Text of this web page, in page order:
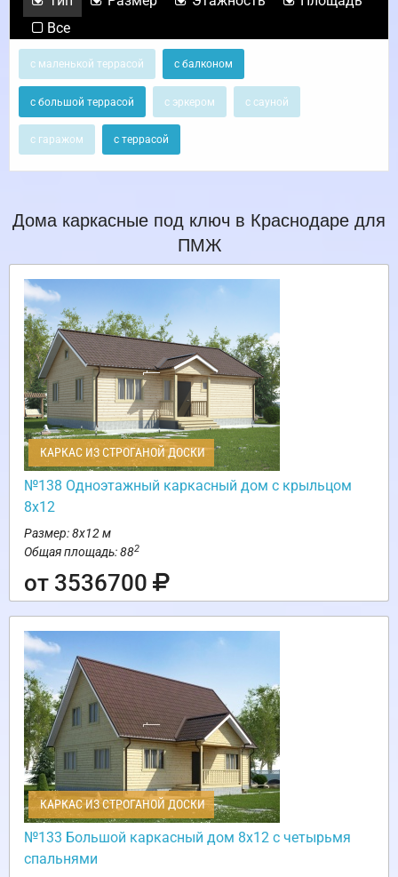
Все
с маленькой террасой с балконом
с большой террасой с эркером с сауной
с гаражом с террасой
Дома каркасные под ключ в Краснодаре для
ПМЖ
КАРКАС ИЗ СТРОГАНОЙ ДОСКИ
№138 Одноэтажный каркасный дом с крыльцом
8х12
Размер: 8х12 м
Общая площадь: 882
от 3536700
КАРКАС ИЗ СТРОГАНОЙ ДОСКИ
№133 Большой каркасный дом 8х12 с четырьмя
спальнями